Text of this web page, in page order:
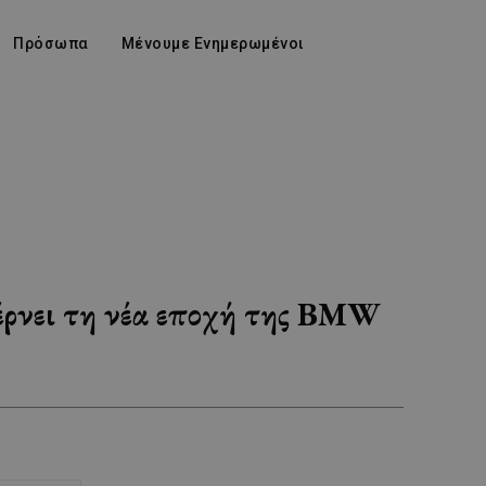
Πρόσωπα Μένουμε Ενημερωμένοι
τη νέα εποχή της BMW